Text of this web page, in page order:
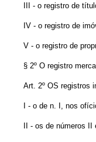
III - o registro de
IV - o registro de
V - o registro de
§ 2º O registro
Art. 2º OS registros
I - o de n. I, nos
II - os de números